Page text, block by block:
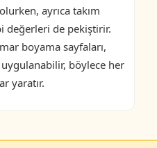
ayrıca takım
değerleri de pekiştirir.
boyama sayfaları,
böylece her
yaratır.